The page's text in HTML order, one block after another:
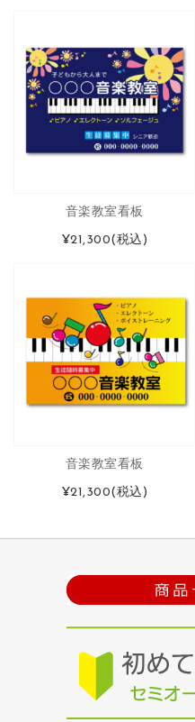
音楽教室看板
¥21,300(税込)
音楽教室看板
¥21,300(税込)